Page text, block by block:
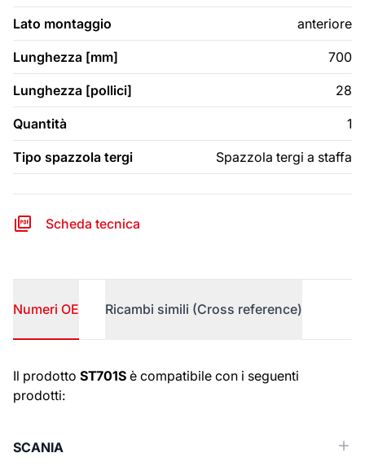
Lato montaggio anteriore
Lunghezza [mm] 700
Lunghezza [pollici] 28
Quantità 1
Tipo spazzola tergi Spazzola tergi a staffa
Scheda tecnica
Numeri OE Ricambi simili (Cross reference)
Numeri OE
Il prodotto ST701S è compatibile con i seguenti
prodotti:
SCANIA